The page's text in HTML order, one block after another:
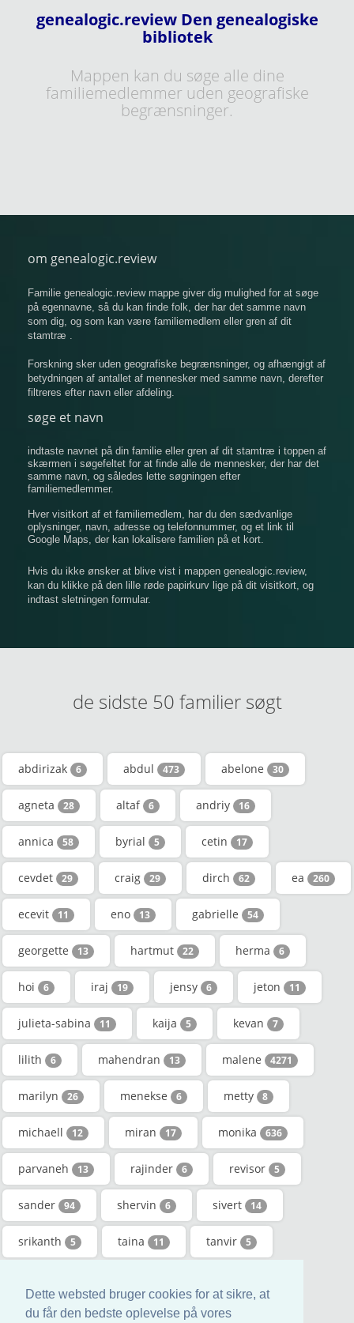
Dette websted bruger cookies for at sikre, at
du får den bedste oplevelse på vores
genealogic.review Den genealogiske
bibliotek
Mappen kan du søge alle dine
familiemedlemmer uden geografiske
begrænsninger.
om genealogic.review
Familie genealogic.review mappe giver dig mulighed for at søge
på egennavne, så du kan finde folk, der har det samme navn
som dig, og som kan være familiemedlem eller gren af ​​dit
stamtræ .
Forskning sker uden geografiske begrænsninger, og afhængigt af
betydningen af ​​antallet af mennesker med samme navn, derefter
filtreres efter navn eller afdeling.
søge et navn
indtaste navnet på din familie eller gren af ​​dit stamtræ i toppen af
​​skærmen i søgefeltet for at finde alle de mennesker, der har det
samme navn, og således lette søgningen efter
familiemedlemmer.
Hver visitkort af et familiemedlem, har du den sædvanlige
oplysninger, navn, adresse og telefonnummer, og et link til
Google Maps, der kan lokalisere familien på et kort.
Hvis du ikke ønsker at blive vist i mappen genealogic.review,
kan du klikke på den lille røde papirkurv lige på dit visitkort, og
indtast sletningen formular.
de sidste 50 familier søgt
abdirizak 6 abdul 473 abelone 30
agneta 28 altaf 6 andriy 16
annica 58 byrial 5 cetin 17
cevdet 29 craig 29 dirch 62 ea 260
ecevit 11 eno 13 gabrielle 54
georgette 13 hartmut 22 herma 6
hoi 6 iraj 19 jensy 6 jeton 11
julieta-sabina 11 kaija 5 kevan 7
lilith 6 mahendran 13 malene 4271
marilyn 26 menekse 6 metty 8
michaell 12 miran 17 monika 636
parvaneh 13 rajinder 6 revisor 5
sander 94 shervin 6 sivert 14
srikanth 5 taina 11 tanvir 5
vanesa 5